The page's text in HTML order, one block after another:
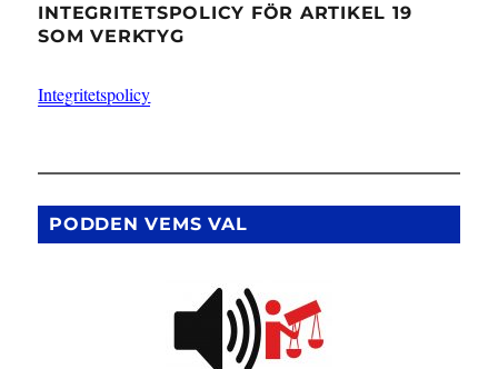
INTEGRITETSPOLICY FÖR ARTIKEL 19
SOM VERKTYG
Integritetspolicy
PODDEN VEMS VAL